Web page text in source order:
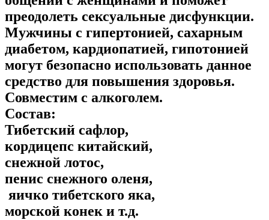
преодолеть сексуальные дисфункции.
Мужчины с гипертонией, сахарным
диабетом, кардиопатией, гипотонией
могут безопасно использовать данное
средство для повышения здоровья.
Совместим с алкоголем.
Состав:
Тибетский сафлор,
кордицепс китайский,
снежной лотос,
пенис снежного оленя,
яичко тибетского яка,
морской конек и т.д.